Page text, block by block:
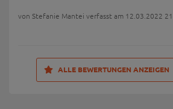
von Stefanie Mantei verfasst am 12.03.2022
ALLE BEWERTUNGEN ANZEIGEN